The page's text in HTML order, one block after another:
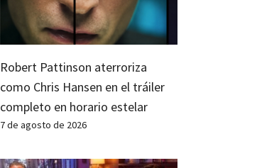
Robert Pattinson aterroriza
como Chris Hansen en el tráiler
completo en horario estelar
7 de agosto de 2026